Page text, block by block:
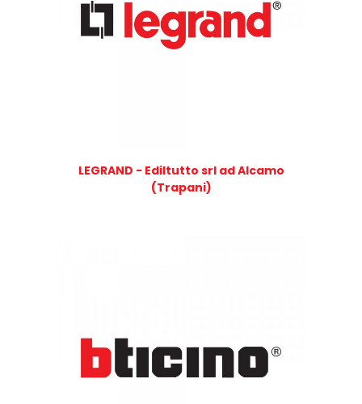
LEGRAND - Ediltutto srl ad Alcamo
(Trapani)